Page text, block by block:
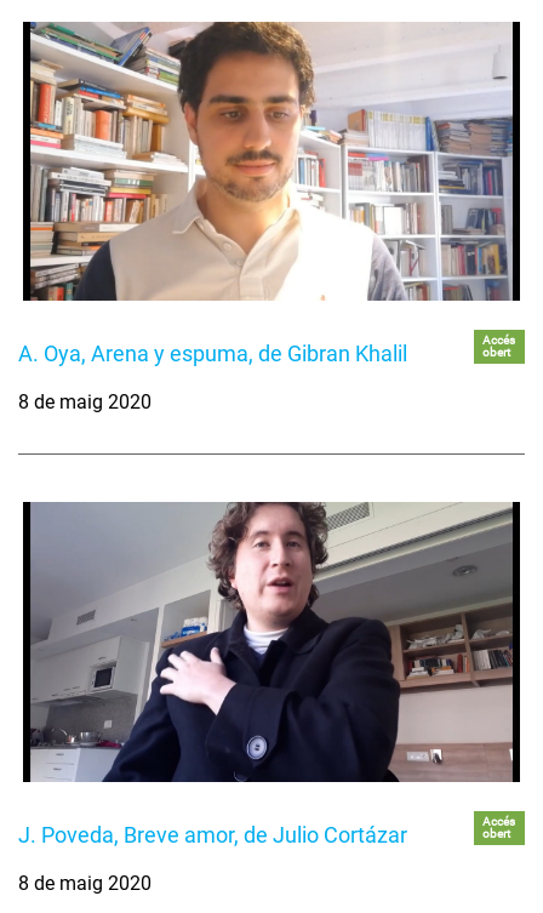
A. Oya, Arena y espuma, de Gibran Khalil
Accés
obert
8 de maig 2020
J. Poveda, Breve amor, de Julio Cortázar
Accés
obert
8 de maig 2020